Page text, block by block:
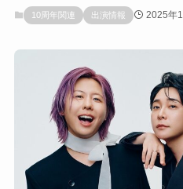
10周年関連 出演情報 2025年